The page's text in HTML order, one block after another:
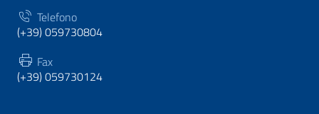
Telefono
(+39) 059730804
Fax
(+39) 059730124